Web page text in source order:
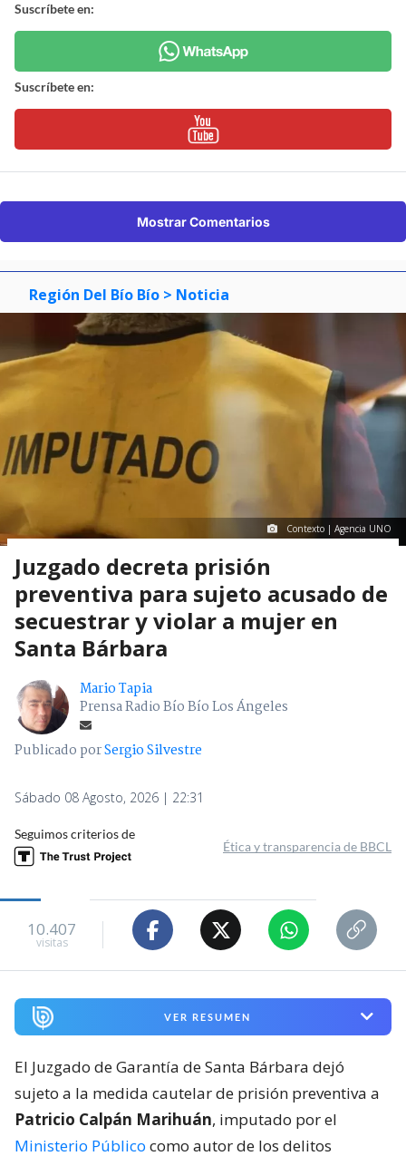
Suscríbete en:
Suscríbete en:
Mostrar Comentarios
Región Del Bío Bío > Noticia
Contexto | Agencia UNO
Juzgado decreta prisión
preventiva para sujeto acusado de
secuestrar y violar a mujer en
Santa Bárbara
Mario Tapia
Prensa Radio Bío Bío Los Ángeles
Publicado porSergio Silvestre
Sábado 08 Agosto, 2026 | 22:31
Seguimos criterios de
Ética y transparencia de BBCL
10.407
visitas
VER RESUMEN
El Juzgado de Garantía de Santa Bárbara dejó
sujeto a la medida cautelar de prisión preventiva a
Patricio Calpán Marihuán, imputado por el
Ministerio Público como autor de los delitos